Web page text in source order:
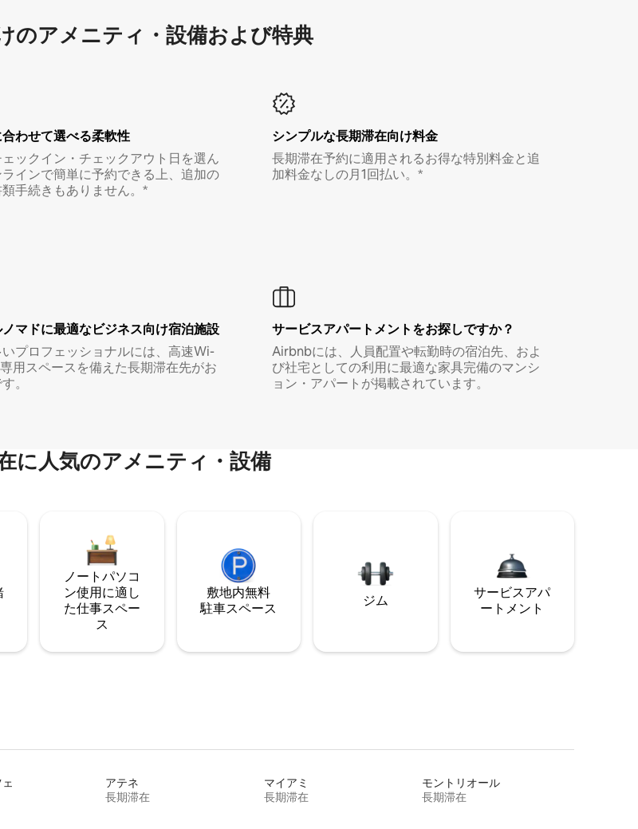
のア⁠メ⁠ニ⁠テ⁠ィ⁠・設⁠備⁠および特⁠典
わせて選べる柔軟性
ックイン・チェックアウト日を選ん
インで簡単に予約できる上、追加の
手続きもありません。*
シンプルな長期滞在向け料金
長期滞在予約に適用されるお得な特別料金と追
加料金なしの月1回払い。*
マド⁠に最⁠適⁠なビ⁠ジ⁠ネ⁠ス⁠向⁠け宿⁠泊⁠施⁠設
プロフェッショナルには、高速Wi-
用スペースを備えた長期滞在先がお
。
サービスアパートメントをお探しですか？
Airbnbには、人員配置や転勤時の宿泊先、およ
び社宅としての利用に最適な家具完備のマンシ
ョン・アパートが掲載されています。
に人気のアメニティ・設備
ノートパソコ
ン使用に適し
た仕事スペー
ス
敷地内無料
駐⁠車ス⁠ペ⁠ー⁠ス
ジム
サービスアパ
ートメント
アテネ
長期滞在
マイアミ
長期滞在
モントリオール
長期滞在